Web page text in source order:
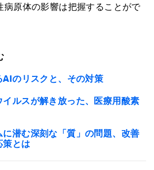
病原体の影響は把握することがで
AIのリスクと、その対策
イルスが解き放った、医療用酸素
に潜む深刻な「質」の問題、改善
策とは